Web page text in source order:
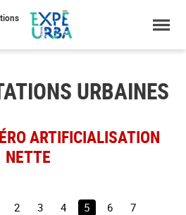
URBAINES
ARTIFICIALISATION
NETTE
2 3 4 5 6
7